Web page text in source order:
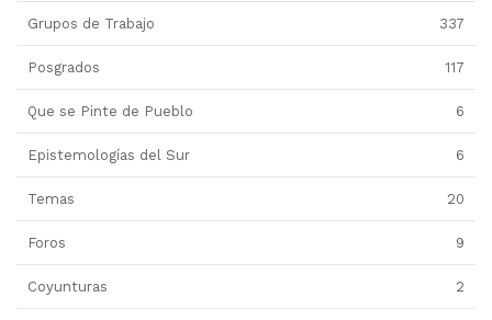
Grupos de Trabajo 337
Posgrados 117
Que se Pinte de Pueblo 6
Epistemologías del Sur 6
Temas 20
Foros 9
Coyunturas 2